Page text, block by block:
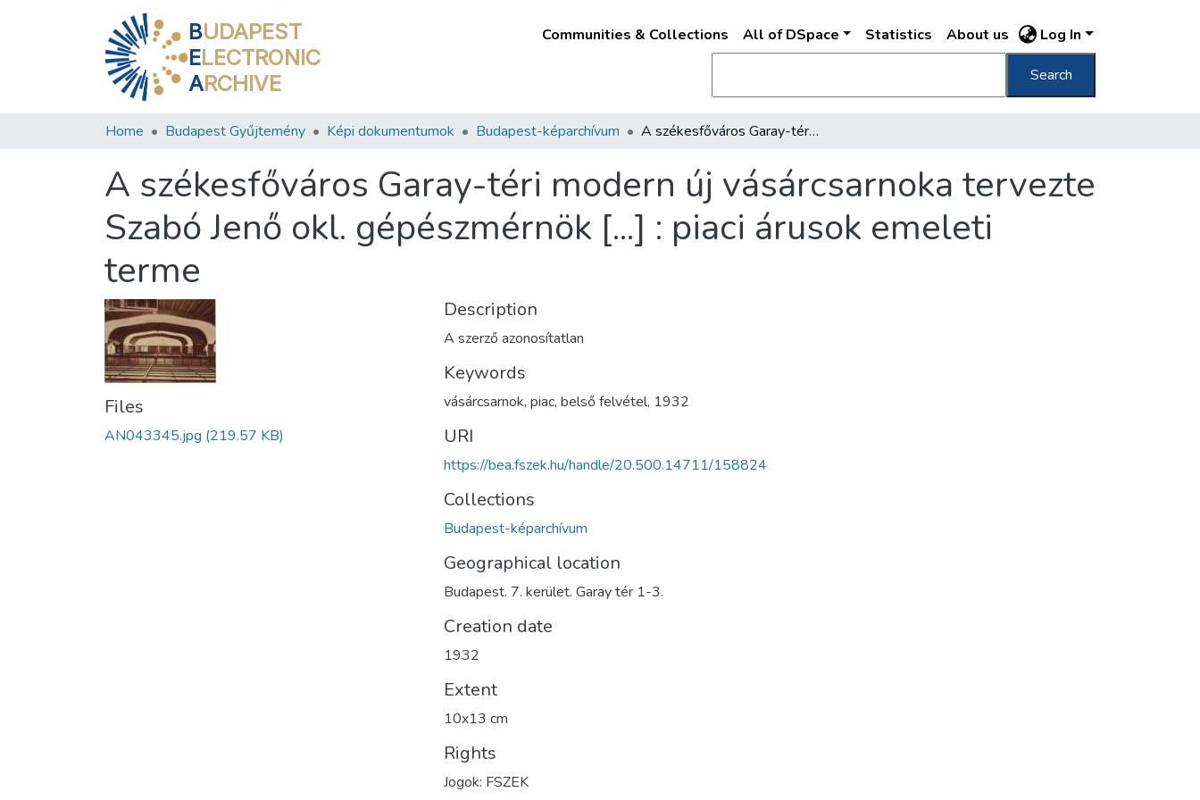
BUDAPEST
ELECTRONIC
ARCHIVE
Communities & Collections All of DSpace Statistics About us Log In
Search
Home Budapest Gyűjtemény Képi dokumentumok Budapest-képarchívum A székesfőváros Garay-téri modern új vásárcsarnoka tervezte Szabó Jenő okl. gépészmérnök [...] : piaci árusok emeleti terme
A székesfőváros Garay-téri modern új vásárcsarnoka tervezte
Szabó Jenő okl. gépészmérnök [...] : piaci árusok emeleti
terme
Files
AN043345.jpg (219.57 KB)
Description
A szerző azonosítatlan
Keywords
vásárcsarnok, piac, belső felvétel, 1932
URI
https://bea.fszek.hu/handle/20.500.14711/158824
Collections
Budapest-képarchívum
Geographical location
Budapest. 7. kerület. Garay tér 1-3.
Creation date
1932
Extent
10x13 cm
Rights
Jogok: FSZEK